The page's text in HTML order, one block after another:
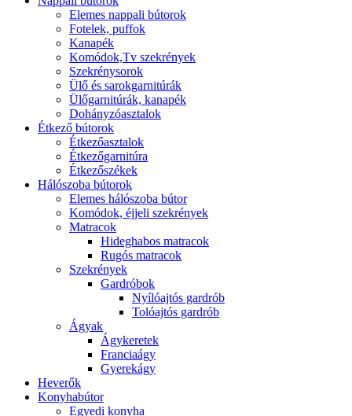
Elemes nappali bútorok
Fotelek, puffok
Kanapék
Komódok,Tv szekrények
Szekrénysorok
Ülő és sarokgarnitúrák
Ülőgarnitúrák, kanapék
Dohányzóasztalok
Étkező bútorok
Étkezőasztalok
Étkezőgarnitúra
Étkezőszékek
Hálószoba bútorok
Elemes hálószoba bútor
Komódok, éjjeli szekrények
Matracok
Hideghabos matracok
Rugós matracok
Szekrények
Gardróbok
Nyílóajtós gardrób
Tolóajtós gardrób
Ágyak
Ágykeretek
Franciaágy
Gyerekágy
Heverők
Konyhabútor
Egyedi konyha